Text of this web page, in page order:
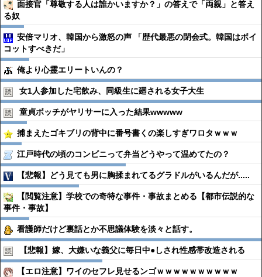
面接官「尊敬する人は誰かいますか？」の答えで「両親」と答え
る奴
安倍マリオ、韓国から激怒の声 「歴代最悪の閉会式。韓国はボイ
コットすべきだ」
俺より心霊エリートいんの？
女1人参加した宅飲み、同級生に廻される女子大生
童貞ボッチがヤリサーに入った結果wwwww
捕まえたゴキブリの背中に番号書くの楽しすぎワロタｗｗｗ
江戸時代の頃のコンビニって弁当どうやって温めてたの？
【悲報】どう見ても男に胸揉まれてるグラドルがいるんだが.....
【閲覧注意】学校での奇特な事件・事故まとめる【都市伝説的な
事件・事故】
看護師だけど裏話とか不思議体験を淡々と話す。
【悲報】嫁、大嫌いな義父に毎日中●︎しされ性感帯改造される
【エロ注意】ワイのセフレ見せるンゴｗｗｗｗｗｗｗｗｗｗ